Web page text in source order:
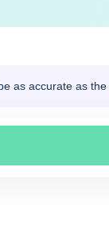
as accurate as the